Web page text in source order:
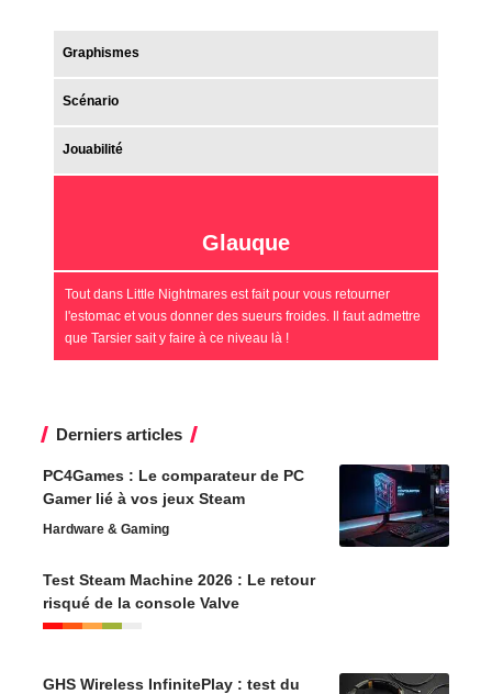
Graphismes
Scénario
Jouabilité
Glauque
Tout dans Little Nightmares est fait pour vous retourner
l'estomac et vous donner des sueurs froides. Il faut admettre
que Tarsier sait y faire à ce niveau là !
Derniers articles
PC4Games : Le comparateur de PC
Gamer lié à vos jeux Steam
Hardware & Gaming
Test Steam Machine 2026 : Le retour
risqué de la console Valve
GHS Wireless InfinitePlay : test du